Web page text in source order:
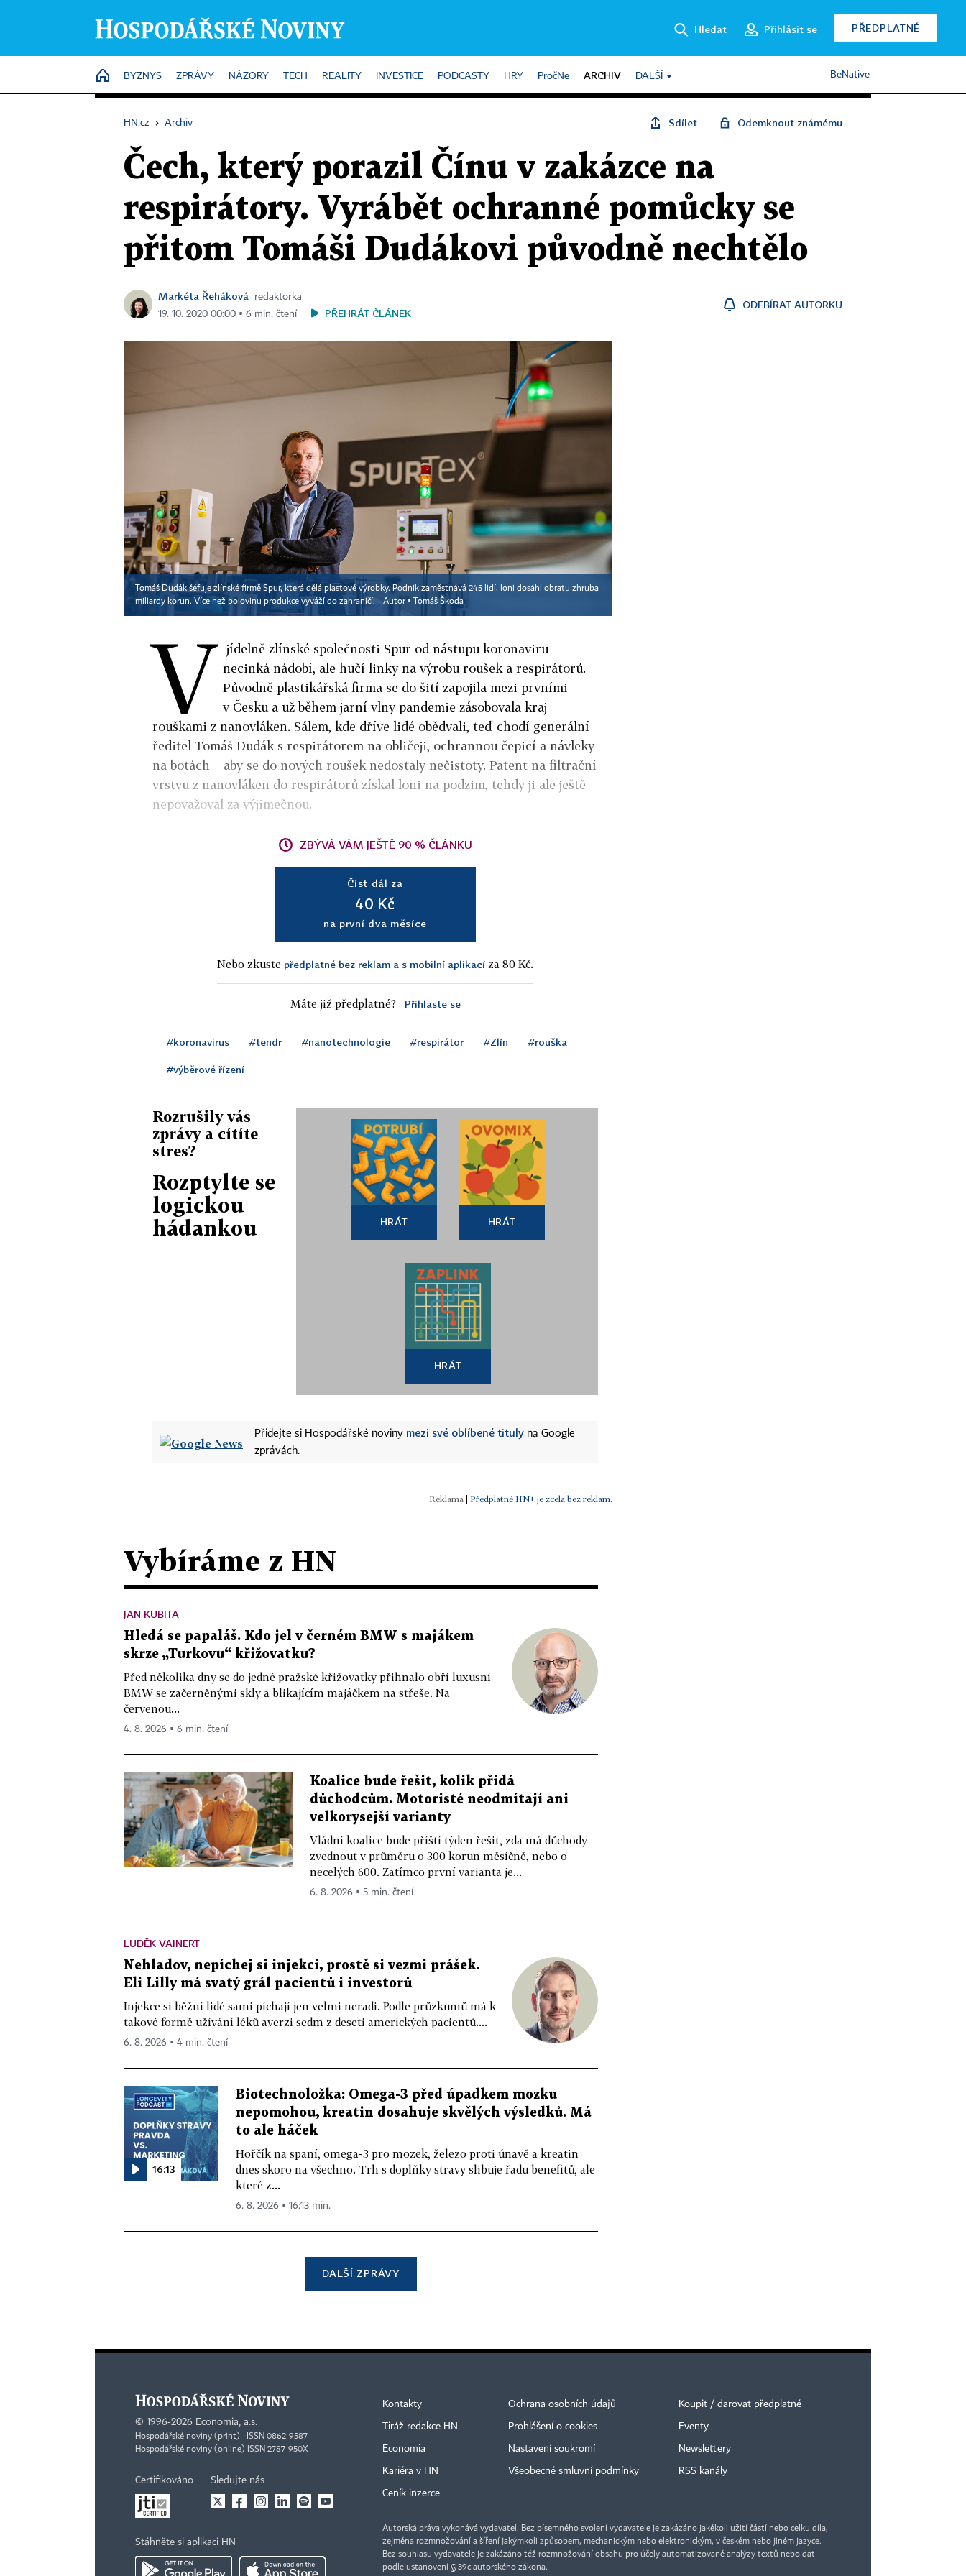
Hledat Přihlásit se PŘEDPLATNÉ
HOME
BYZNYS ZPRÁVY NÁZORY TECH REALITY INVESTICE PODCASTY HRY PročNe ARCHIV DALŠÍ BeNative
HN.cz › Archiv Sdílet Odemknout známému
Čech, který porazil Čínu v zakázce na
respirátory. Vyrábět ochranné pomůcky se
přitom Tomáši Dudákovi původně nechtělo
Markéta Řeháková
redaktorka
19. 10. 2020 00:00 ▪ 6 min. čtení
PŘEHRÁT ČLÁNEK
ODEBÍRAT AUTORKU
Tomáš Dudák šéfuje zlínské firmě Spur, která dělá plastové výrobky. Podnik zaměstnává 245 lidí, loni dosáhl obratu zhruba
miliardy korun. Více než polovinu produkce vyváží do zahraničí.
Autor ▪ Tomáš Škoda
V jídelně zlínské společnosti Spur od nástupu koronaviru
necinká nádobí, ale hučí linky na výrobu roušek a respirátorů.
Původně plastikářská firma se do šití zapojila mezi prvními
v Česku a už během jarní vlny pandemie zásobovala kraj
rouškami z nanovláken. Sálem, kde dříve lidé obědvali, teď chodí generální
ředitel Tomáš Dudák s respirátorem na obličeji, ochrannou čepicí a návleky
na botách − aby se do nových roušek nedostaly nečistoty. Patent na filtrační
vrstvu z nanovláken do respirátorů získal loni na podzim, tehdy ji ale ještě
nepovažoval za výjimečnou.
ZBÝVÁ VÁM JEŠTĚ 90 % ČLÁNKU
Číst dál za
40 Kč
na první dva měsíce
Nebo zkuste předplatné bez reklam a s mobilní aplikací za 80 Kč.
Máte již předplatné? Přihlaste se
#koronavirus #tendr #nanotechnologie #respirátor #Zlín #rouška
#výběrové řízení
Rozrušily vás
zprávy a cítíte
stres?
Rozptylte se
logickou
hádankou
HRÁT HRÁT
HRÁT
Přidejte si Hospodářské noviny mezi své oblíbené tituly na Google
zprávách.
| Předplatné HN+ je zcela bez reklam.
Vybíráme z HN
JAN KUBITA
Hledá se papaláš. Kdo jel v černém BMW s majákem
skrze „Turkovu“ křižovatku?
Před několika dny se do jedné pražské křižovatky přihnalo obří luxusní
BMW se začerněnými skly a blikajícím majáčkem na střeše. Na
červenou...
4. 8. 2026 ▪ 6 min. čtení
Koalice bude řešit, kolik přidá
důchodcům. Motoristé neodmítají ani
velkorysejší varianty
Vládní koalice bude příští týden řešit, zda má důchody
zvednout v průměru o 300 korun měsíčně, nebo o
necelých 600. Zatímco první varianta je...
6. 8. 2026 ▪ 5 min. čtení
LUDĚK VAINERT
Nehladov, nepíchej si injekci, prostě si vezmi prášek.
Eli Lilly má svatý grál pacientů i investorů
Injekce si běžní lidé sami píchají jen velmi neradi. Podle průzkumů má k
takové formě užívání léků averzi sedm z deseti amerických pacientů....
6. 8. 2026 ▪ 4 min. čtení
16:13
Biotechnoložka: Omega-3 před úpadkem mozku
nepomohou, kreatin dosahuje skvělých výsledků. Má
to ale háček
Hořčík na spaní, omega-3 pro mozek, železo proti únavě a kreatin
dnes skoro na všechno. Trh s doplňky stravy slibuje řadu benefitů, ale
které z...
6. 8. 2026 ▪ 16:13 min.
DALŠÍ ZPRÁVY
© 1996-2026 Economia, a.s.
Hospodářské noviny (print) ISSN 0862-9587
Hospodářské noviny (online) ISSN 2787-950X
Certifikováno Sledujte nás
Stáhněte si aplikaci HN
Kontakty
Tiráž redakce HN
Economia
Kariéra v HN
Ceník inzerce
Ochrana osobních údajů
Prohlášení o cookies
Nastavení soukromí
Všeobecné smluvní podmínky
Koupit / darovat předplatné
Eventy
Newslettery
RSS kanály
Autorská práva vykonává vydavatel. Bez písemného svolení vydavatele je zakázáno jakékoli užití částí nebo celku díla,
zejména rozmnožování a šíření jakýmkoli způsobem, mechanickým nebo elektronickým, v českém nebo jiném jazyce.
Bez souhlasu vydavatele je zakázáno též rozmnožování obsahu pro účely automatizované analýzy textů nebo dat
podle ustanovení § 39c autorského zákona.